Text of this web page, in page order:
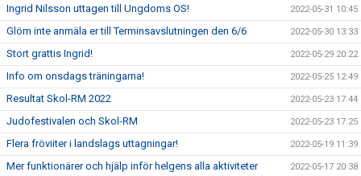
Ingrid Nilsson uttagen till Ungdoms OS! 2022-05-31 10:45
Glöm inte anmäla er till Terminsavslutningen den 6/6 2022-05-30 13:33
Stort grattis Ingrid! 2022-05-29 20:22
Info om onsdags träningarna! 2022-05-25 12:49
Resultat Skol-RM 2022 2022-05-23 17:44
Judofestivalen och Skol-RM 2022-05-23 17:25
Flera fröviiter i landslags uttagningar! 2022-05-19 11:39
Mer funktionärer och hjälp inför helgens alla aktiviteter 2022-05-17 20:38